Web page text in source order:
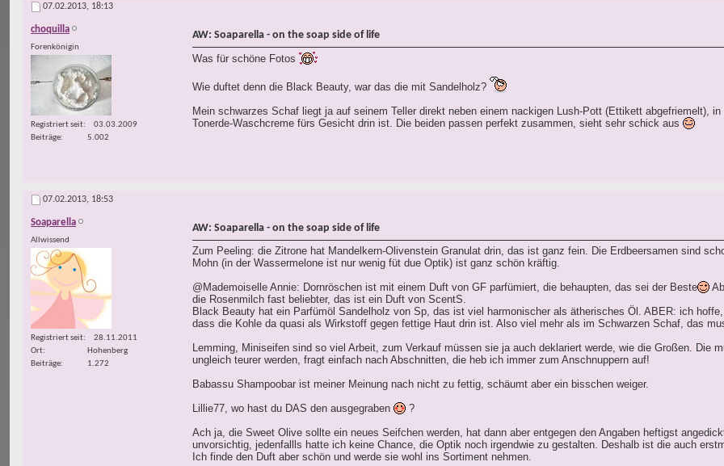
07.02.2013, 18:13
choquilla
Forenkönigin
Registriert seit
03.03.2009
Beiträge
5.002
AW: Soaparella - on the soap side of life
Was für schöne Fotos
Wie duftet denn die Black Beauty, war das die mit Sandelholz?
Mein schwarzes Schaf liegt ja auf seinem Teller direkt neben einem nackigen Lush-Pott (Ettikett abgefriemelt), in
Tonerde-Waschcreme fürs Gesicht drin ist. Die beiden passen perfekt zusammen, sieht sehr schick aus
07.02.2013, 18:53
Soaparella
Allwissend
Registriert seit
28.11.2011
Ort
Hohenberg
Beiträge
1.272
AW: Soaparella - on the soap side of life
Zum Peeling: die Zitrone hat Mandelkern-Olivenstein Granulat drin, das ist ganz fein. Die Erdbeersamen sind
Mohn (in der Wassermelone ist nur wenig füt due Optik) ist ganz schön kräftig.
@Mademoiselle Annie: Dornröschen ist mit einem Duft von GF parfümiert, die behaupten, das sei der Beste
die Rosenmilch fast beliebter, das ist ein Duft von ScentS.
Black Beauty hat ein Parfümöl Sandelholz von Sp, das ist viel harmonischer als ätherisches Öl. ABER: ich
dass die Kohle da quasi als Wirkstoff gegen fettige Haut drin ist. Also viel mehr als im Schwarzen Schaf, das
Lemming, Miniseifen sind so viel Arbeit, zum Verkauf müssen sie ja auch deklariert werde, wie die Großen. Die
ungleich teurer werden, fragt einfach nach Abschnitten, die heb ich immer zum Anschnuppern auf!
Babassu Shampoobar ist meiner Meinung nach nicht zu fettig, schäumt aber ein bisschen weiger.
Lillie77, wo hast du DAS den ausgegraben
?
Ach ja, die Sweet Olive sollte ein neues Seifchen werden, hat dann aber entgegen den Angaben heftigst
unvorsichtig, jedenfallls hatte ich keine Chance, die Optik noch irgendwie zu gestalten. Deshalb ist die auch
Ich finde den Duft aber schön und werde sie wohl ins Sortiment nehmen.